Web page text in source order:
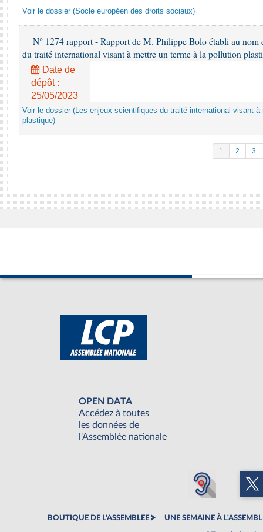
Voir le dossier (Socle européen des droits sociaux)
N° 1274 rapport - Rapport de M. Philippe Bolo établi au
du traité international visant à mettre un terme à la pollution
Date de
dépôt :
25/05/2023
Voir le dossier (Les enjeux scientifiques du traité international visant
plastique)
1 2 3
OPEN DATA
Accédez à toutes
les données de
l'Assemblée nationale
BOUTIQUE DE L'ASSEMBLEE UNE SEMAINE À